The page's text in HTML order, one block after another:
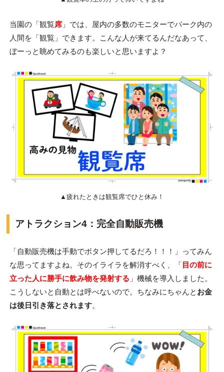
当園の「観覧席」では、屋内の多数のモニターでパーク内の
人間を「観覧」できます。こんな人が来てるんだなあって、
ぼーっと眺めてみるのも楽しいと思いますよ？
▲疲れたときは観覧席でひと休み！
アトラクション4：完全自動販売機
「自動販売機は手動でボタン押してるだろ！！！」ってみん
な思ってますよね。そのイライラを解消すべく、「 目の前に
立った人に勝手に飲み物を発射する 」機械を導入しました。
こうしないと自動とは呼べないので。ちなみにちゃんと お金
は後日引き落とされます。